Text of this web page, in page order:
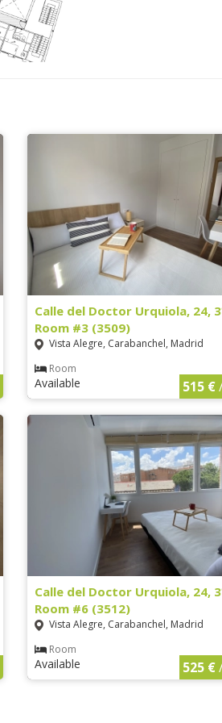
Calle del Doctor Urquiola, 24,
Room #3 (3509)
Vista Alegre, Carabanchel, Madrid
Room
Available 515 €
Calle del Doctor Urquiola, 24,
Room #6 (3512)
Vista Alegre, Carabanchel, Madrid
Room
Available 525 €